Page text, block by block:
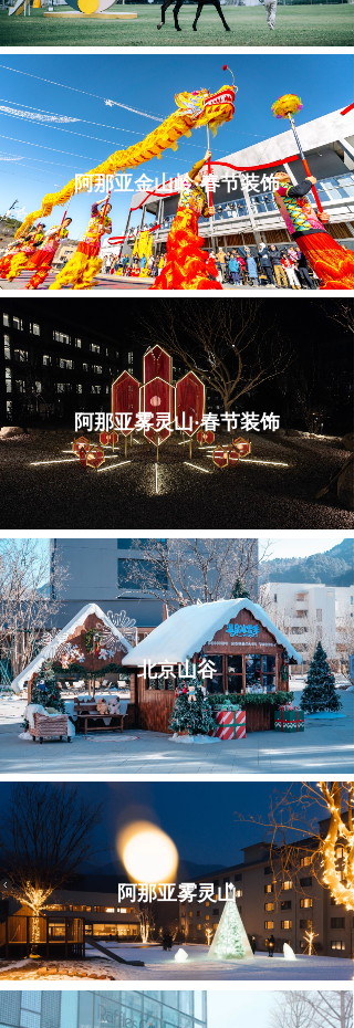
阿那亚金山岭·春节装饰
阿那亚雾灵山·春节装饰
北京山谷
阿那亚雾灵山